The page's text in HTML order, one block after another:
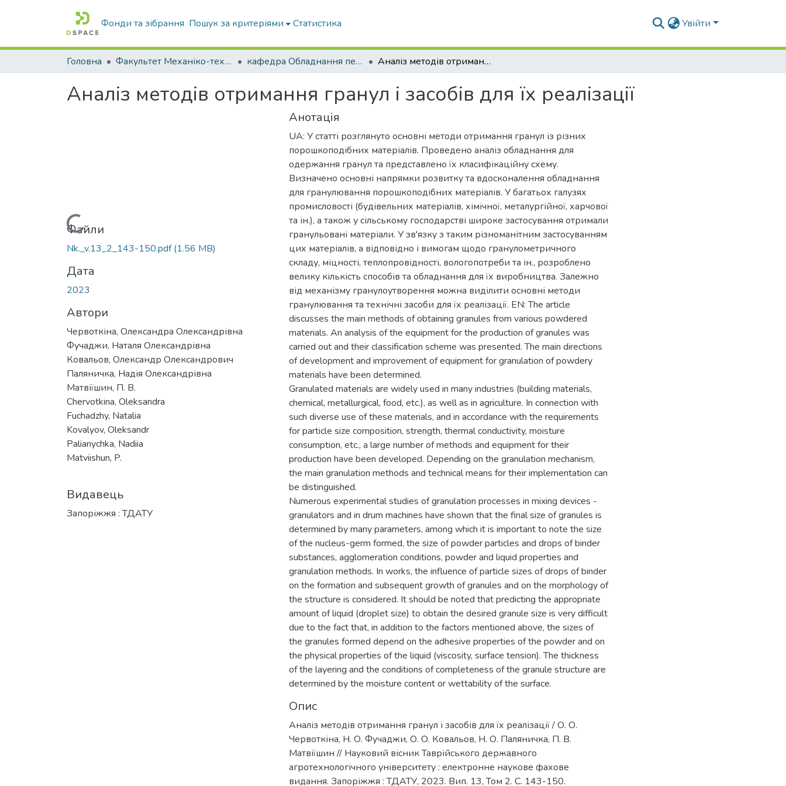
Фонди та зібрання Пошук за критеріями Статистика Увійти
Головна Факультет Механіко-технологічний кафедра Обладнання переробних і харчових виробництв ім. професора Ф.Ю. Ялпачика Аналіз методів отримання гранул і засобів для їх реалізації
Аналіз методів отримання гранул і засобів для їх реалізації
Вантажиться...Файли
Nk._v.13_2_143-150.pdf(1.56 MB)
Дата
2023
Автори
Червоткіна, Олександра Олександрівна
Фучаджи, Наталя Олександрівна
Ковальов, Олександр Олександрович
Паляничка, Надія Олександрівна
Матвіїшин, П. В.
Chervotkina, Oleksandra
Fuchadzhy, Natalia
Kovalyov, Oleksandr
Palianychka, Nadiia
Matviishun, P.
Видавець
Запоріжжя : ТДАТУ
Анотація
UA: У статті розглянуто основні методи отримання гранул із різних
порошкоподібних матеріалів. Проведено аналіз обладнання для
одержання гранул та представлено їх класифікаційну схему.
Визначено основні напрямки розвитку та вдосконалення обладнання
для гранулювання порошкоподібних матеріалів. У багатьох галузях
промисловості (будівельних матеріалів, хімічної, металургійної, харчової
та ін.), а також у сільському господарстві широке застосування отримали
гранульовані матеріали. У зв'язку з таким різноманітним застосуванням
цих матеріалів, а відповідно і вимогам щодо гранулометричного
складу, міцності, теплопровідності, вологопотреби та ін., розроблено
велику кількість способів та обладнання для їх виробництва. Залежно
від механізму гранулоутворення можна виділити основні методи
гранулювання та технічні засоби для їх реалізації. EN: Тhe article
discusses the main methods of obtaining granules from various powdered
materials. An analysis of the equipment for the production of granules was
carried out and their classification scheme was presented. The main directions
of development and improvement of equipment for granulation of powdery
materials have been determined.
Granulated materials are widely used in many industries (building materials,
chemical, metallurgical, food, etc.), as well as in agriculture. In connection with
such diverse use of these materials, and in accordance with the requirements
for particle size composition, strength, thermal conductivity, moisture
consumption, etc., a large number of methods and equipment for their
production have been developed. Depending on the granulation mechanism,
the main granulation methods and technical means for their implementation can
be distinguished.
Numerous experimental studies of granulation processes in mixing devices -
granulators and in drum machines have shown that the final size of granules is
determined by many parameters, among which it is important to note the size
of the nucleus-germ formed, the size of powder particles and drops of binder
substances, agglomeration conditions, powder and liquid properties and
granulation methods. In works, the influence of particle sizes of drops of binder
on the formation and subsequent growth of granules and on the morphology of
the structure is considered. It should be noted that predicting the appropriate
amount of liquid (droplet size) to obtain the desired granule size is very difficult
due to the fact that, in addition to the factors mentioned above, the sizes of
the granules formed depend on the adhesive properties of the powder and on
the physical properties of the liquid (viscosity, surface tension). The thickness
of the layering and the conditions of completeness of the granule structure are
determined by the moisture content or wettability of the surface.
Опис
Аналіз методів отримання гранул і засобів для їх реалізації / О. О.
Червоткіна, Н. О. Фучаджи, О. О. Ковальов, Н. О. Паляничка, П. В.
Матвіїшин // Науковий вісник Таврійського державного
агротехнологічного університету : електронне наукове фахове
видання. Запоріжжя : ТДАТУ, 2023. Вип. 13, Том 2. C. 143-150.